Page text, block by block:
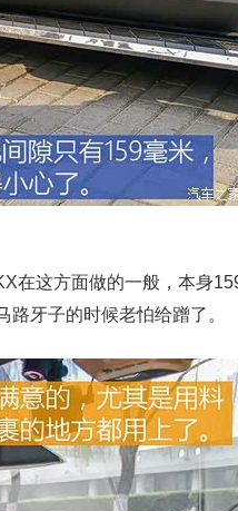
这方面做的一般，本身
牙子的时候老怕给蹭了。